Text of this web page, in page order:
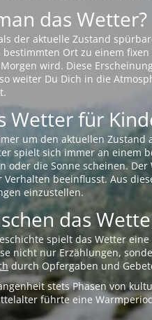
das Wetter?
der aktuelle Zustand
Ort zu einem
wird. Diese
weiter Du Dich in die
Wetter für
um den aktuellen
spielt sich immer an einem
oder die Sonne scheinen.
beeinflusst. Aus
einzustellen.
das
spielt das Wetter
nicht nur Erzählungen,
durch Opfergaben und
stets Phasen von
führte eine